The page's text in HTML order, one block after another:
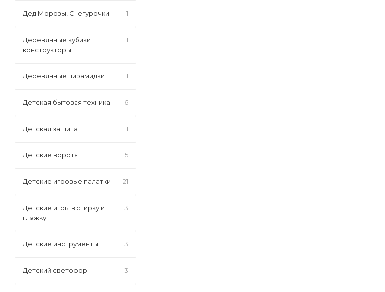
Дед Морозы, Снегурочки 1
Деревянные кубики
конструкторы
1
Деревянные пирамидки 1
Детская бытовая техника 6
Детская защита 1
Детские ворота 5
Детские игровые палатки 21
Детские игры в стирку и
глажку
3
Детские инструменты 3
Детский светофор 3